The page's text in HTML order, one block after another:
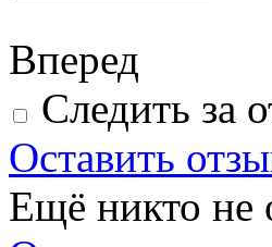
Вперед
Следить за
Оставить
Ещё никто не